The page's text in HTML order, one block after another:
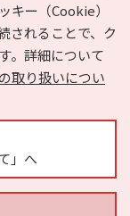
キー（Cookie）
されることで、ク
。詳細について
取り扱いについ
」へ
ヘルプ
運営会社
合わせ